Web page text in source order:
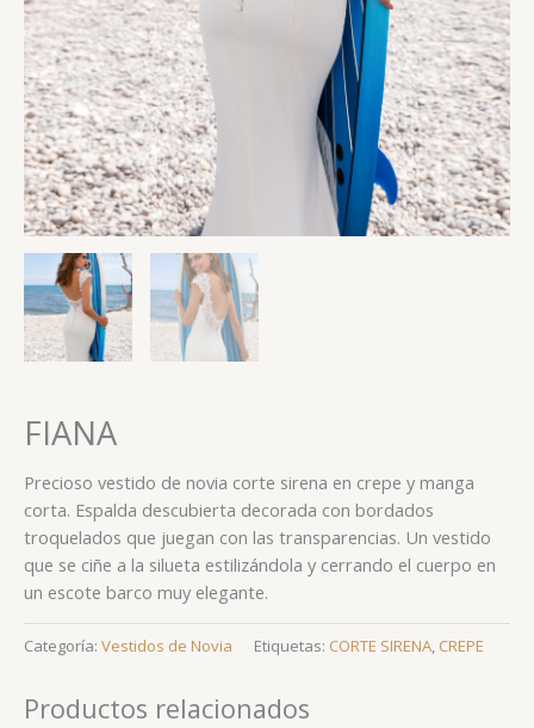
FIANA
Precioso vestido de novia corte sirena en crepe y manga
corta. Espalda descubierta decorada con bordados
troquelados que juegan con las transparencias. Un vestido
que se ciñe a la silueta estilizándola y cerrando el cuerpo en
un escote barco muy elegante.
Categoría: Vestidos de Novia Etiquetas: CORTE SIRENA, CREPE
Productos relacionados